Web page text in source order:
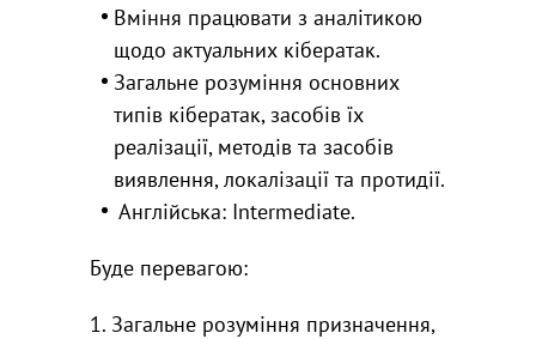
Вміння працювати з аналітикою
щодо актуальних кібератак.
Загальне розуміння основних
типів кібератак, засобів їх
реалізації, методів та засобів
виявлення, локалізації та протидії.
Англійська: Intermediate.
Буде перевагою:
1. Загальне розуміння призначення,